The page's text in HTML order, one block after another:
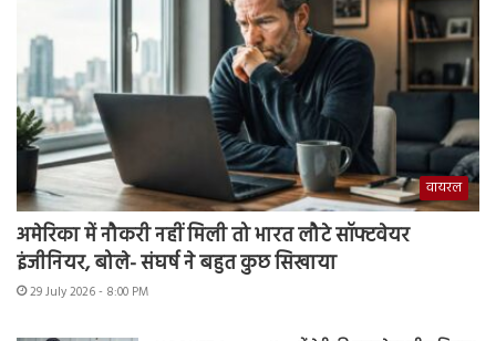
वायरल
अमेरिका में नौकरी नहीं मिली तो भारत लौटे सॉफ्टवेयर
इंजीनियर, बोले- संघर्ष ने बहुत कुछ सिखाया
29 July 2026 - 8:00 PM